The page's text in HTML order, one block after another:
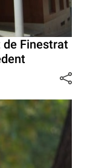
de Finestrat